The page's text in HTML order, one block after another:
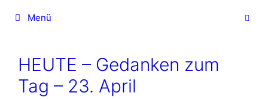
Inhalt
Menü
HEUTE – Gedanken zum
Tag – 23. April